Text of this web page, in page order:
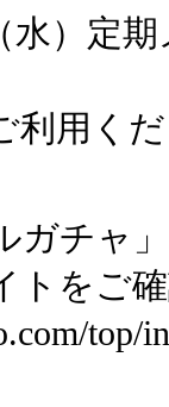
水）定
利用く
ガチャ
トをご
top/